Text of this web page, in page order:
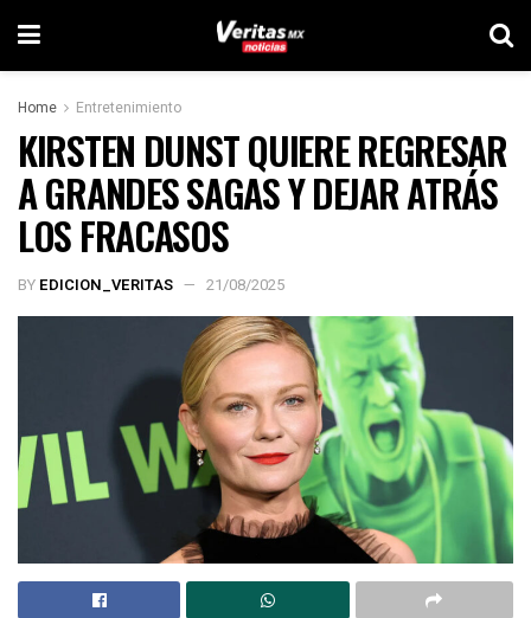
Home Entretenimiento
KIRSTEN DUNST QUIERE REGRESAR
A GRANDES SAGAS Y DEJAR ATRÁS
LOS FRACASOS
BY EDICION_VERITAS 21/08/2025